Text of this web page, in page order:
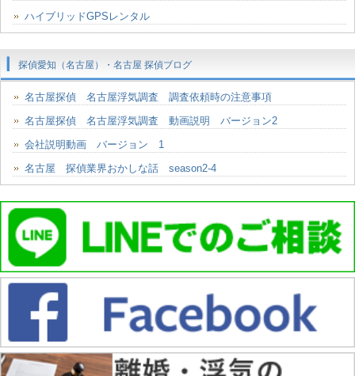
ハイブリッドGPSレンタル
探偵愛知（名古屋）・名古屋 探偵ブログ
名古屋探偵 名古屋浮気調査 調査依頼時の注意事項
名古屋探偵 名古屋浮気調査 動画説明 バージョン2
会社説明動画 バージョン 1
名古屋 探偵業界おかしな話 season2-4